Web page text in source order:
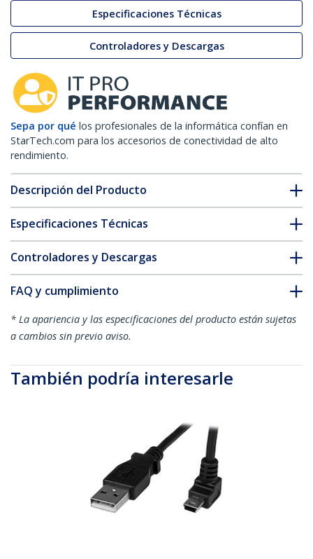
Especificaciones Técnicas
Controladores y Descargas
Sepa por qué los profesionales de la informática confían en
StarTech.com para los accesorios de conectividad de alto
rendimiento.
Descripción del Producto
Especificaciones Técnicas
Controladores y Descargas
FAQ y cumplimiento
* La apariencia y las especificaciones del producto están sujetas
a cambios sin previo aviso.
También podría interesarle